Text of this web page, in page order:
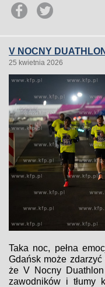
V NOCNY
25 kwietnia 2026
Taka noc, pełna
Gdańsk może
że V Nocny
zawodników i tłumy